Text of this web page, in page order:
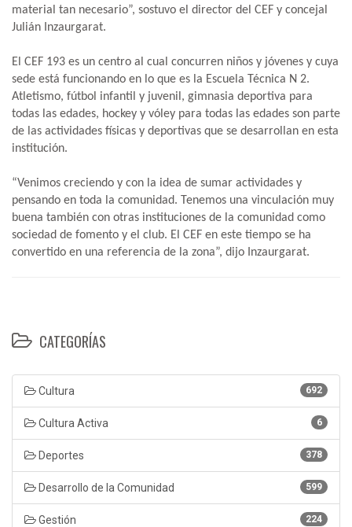
material tan necesario”, sostuvo el director del CEF y concejal
Julián Inzaurgarat.
El CEF 193 es un centro al cual concurren niños y jóvenes y cuya
sede está funcionando en lo que es la Escuela Técnica N 2.
Atletismo, fútbol infantil y juvenil, gimnasia deportiva para
todas las edades, hockey y vóley para todas las edades son parte
de las actividades físicas y deportivas que se desarrollan en esta
institución.
“Venimos creciendo y con la idea de sumar actividades y
pensando en toda la comunidad. Tenemos una vinculación muy
buena también con otras instituciones de la comunidad como
sociedad de fomento y el club. El CEF en este tiempo se ha
convertido en una referencia de la zona”, dijo Inzaurgarat.
CATEGORÍAS
692
Cultura
6
Cultura Activa
378
Deportes
599
Desarrollo de la Comunidad
224
Gestión